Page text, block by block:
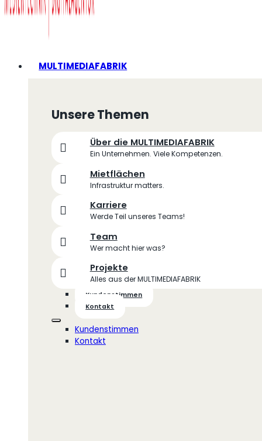
MULTIMEDIAFABRIK
Unsere Themen
Über die MULTIMEDIAFABRIK
Ein Unternehmen. Viele Kompetenzen.
Mietflächen
Infrastruktur matters.
Karriere
Werde Teil unseres Teams!
Team
Wer macht hier was?
Projekte
Alles aus der MULTIMEDIAFABRIK
Kundenstimmen
Kontakt
Kundenstimmen
Kontakt